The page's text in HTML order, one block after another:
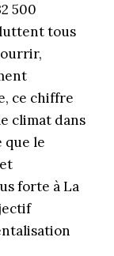
500
tous
ce chiffre
climat dans
que le
forte à La